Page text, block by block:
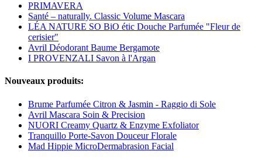
PRIMAVERA
Santé – naturally. Classic Volume Mascara
LÉA NATURE SO BiO étic Douche Parfumée "Fleur de
cerisier"
Avril Déodorant Baume Bergamote
I PROVENZALI Savon à l'Argan
Nouveaux produits:
Brume Parfumée Citron & Jasmin - Raggio di Sole
Avril Mascara Soin & Precision
NUORI Creamy Quartz & Enzyme Exfoliator
Tranquillo Porte-Savon Douceur Florale
Mad Hippie MicroDermabrasion Facial